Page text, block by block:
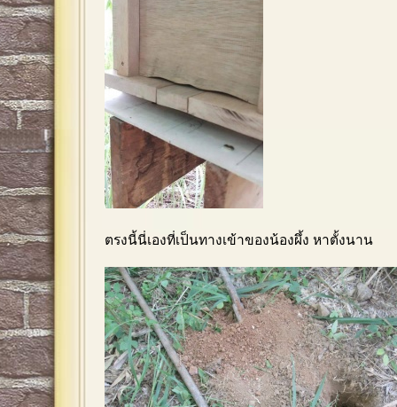
ตรงนี้นี่เองที่เป็นทางเข้าของน้องผึ้ง หาตั้งนาน